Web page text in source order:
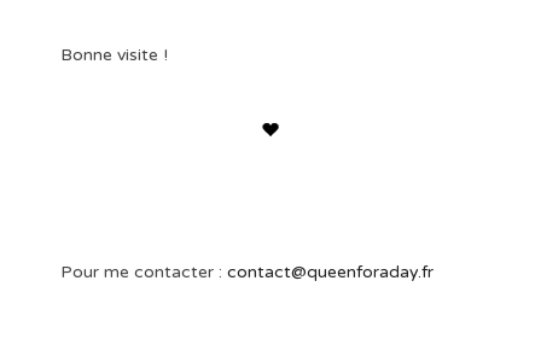
Bonne visite !
Pour me contacter : contact@queenforaday.fr